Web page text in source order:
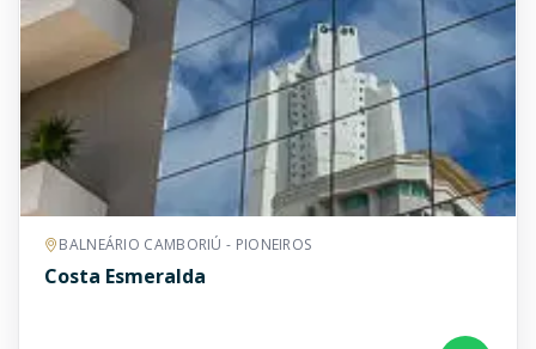
BALNEÁRIO CAMBORIÚ - PIONEIROS
Costa Esmeralda